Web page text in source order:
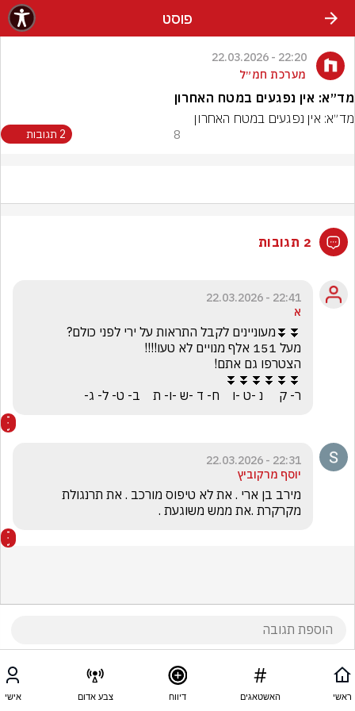
פוסט
22:20 - 22.03.2026
מערכת חמ״ל
מד״א: אין נפגעים במטח האחרון
מד״א: אין נפגעים במטח האחרון
8 2 תגובות
2 תגובות
22:41 - 22.03.2026
א
ר- ק     נ -ט -ו    ח- ד -ש -ו- ת    ב- ט- ל- ג-
22:31 - 22.03.2026
יוסף מרקוביץ
מקרקרת .את ממש משוגעת .
ראשי האשטאגים דיווח צבע אדום אישי